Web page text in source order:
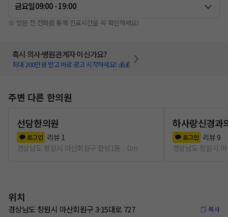
금요일09:00 - 19:00
※ 방문 전 전화를 통해 진료시간을 꼭 확인하세요!
혹시 의사·병원관계자 이신가요?
최대 200만원 받고 바로 광고 시작하세요! 💰💰
주변 다른 한의원
선담한의원
로그인 리뷰 1
경상남도 창원시 마산회원구 합성1동
0m
하사랑신경과
로그인 리뷰 9
경상남도 창원시
위치
경상남도 창원시 마산회원구 3·15대로 727 복사